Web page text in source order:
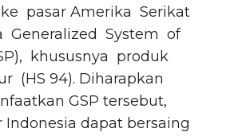
pasar Amerika Serikat
Generalized System of
khususnya produk
(HS 94). Diharapkan
GSP tersebut,
dapat bersaing